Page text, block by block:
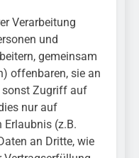
Verarbeitung
und
gemeinsam
offenbaren, sie an
sonst Zugriff auf
nur auf
Erlaubnis (z.B.
an Dritte, wie